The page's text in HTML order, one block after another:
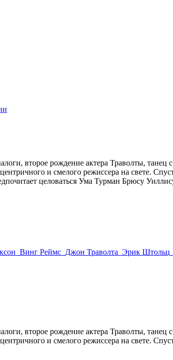
второе рождение актера Траволты,
и смелого режиссера на свете.
целоваться Ума Турман Брюсу
Винг Реймс Джон Траволта Эрик Штольц
второе рождение актера Траволты,
и смелого режиссера на свете.